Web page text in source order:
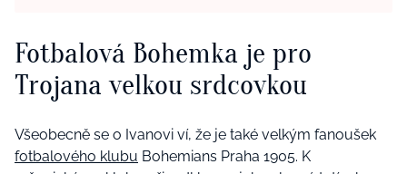
Fotbalová Bohemka je pro
Trojana velkou srdcovkou
Všeobecně se o Ivanovi ví, že je také velkým fanoušek
fotbalového klubu Bohemians Praha 1905. K